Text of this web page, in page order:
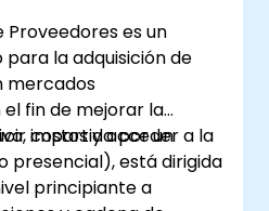
del mundo real,
y efectividad
evaluar y mitigar
de suministro
continuidad y
Proveedores es un
la adquisición de
mercados
fin de mejorar la
costos y acceder a la
impartida por un
presencial), está dirigida
principiante a